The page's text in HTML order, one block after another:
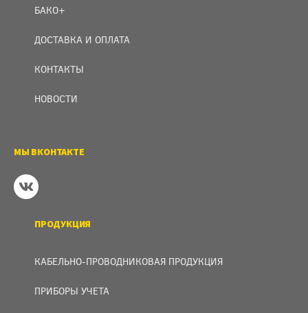
БАКО+
ДОСТАВКА И ОПЛАТА
КОНТАКТЫ
НОВОСТИ
МЫ ВКОНТАКТЕ
ПРОДУКЦИЯ
КАБЕЛЬНО-ПРОВОДНИКОВАЯ ПРОДУКЦИЯ
ПРИБОРЫ УЧЕТА